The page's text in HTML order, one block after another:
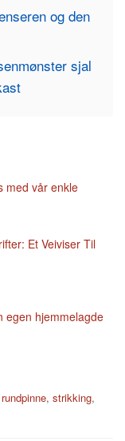
og den
sjal
med vår enkle
Et Veiviser Til
egen hjemmelagde
rundpinne, strikking,